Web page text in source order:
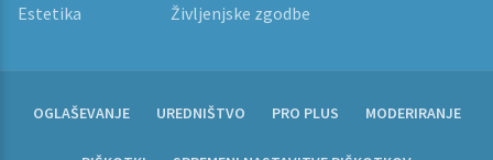
Estetika
Življenjske zgodbe
OGLAŠEVANJE UREDNIŠTVO PRO PLUS MODERIRANJE